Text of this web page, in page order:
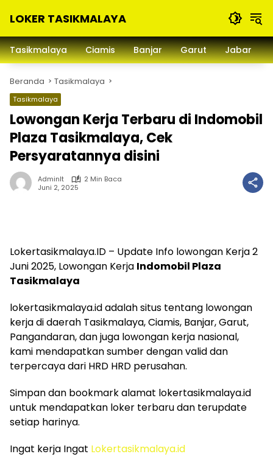
LOKER TASIKMALAYA
Lowongan
Kerja
dan
Sekitarna
Tasikmalaya Ciamis Banjar Garut Jabar
Beranda Tasikmalaya
Tasikmalaya
Lowongan Kerja Terbaru di Indomobil
Plaza Tasikmalaya, Cek
Persyaratannya disini
Adminlt
2 Min Baca
Juni 2, 2025
Lokertasikmalaya.ID – Update Info lowongan Kerja 2
Juni 2025, Lowongan Kerja Indomobil Plaza
Tasikmalaya
lokertasikmalaya.id adalah situs tentang lowongan
kerja di daerah Tasikmalaya, Ciamis, Banjar, Garut,
Pangandaran, dan juga lowongan kerja nasional,
kami mendapatkan sumber dengan valid dan
terpercaya dari HRD HRD perusahan.
Simpan dan bookmark alamat lokertasikmalaya.id
untuk mendapatkan loker terbaru dan terupdate
setiap harinya.
Ingat kerja Ingat Lokertasikmalaya.id